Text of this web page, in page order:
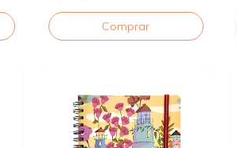
Comprar